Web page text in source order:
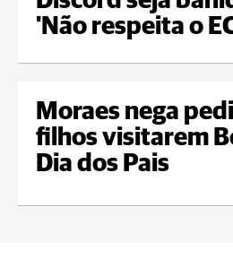
'Não respeita o
Moraes nega
filhos visitarem
Dia dos Pais